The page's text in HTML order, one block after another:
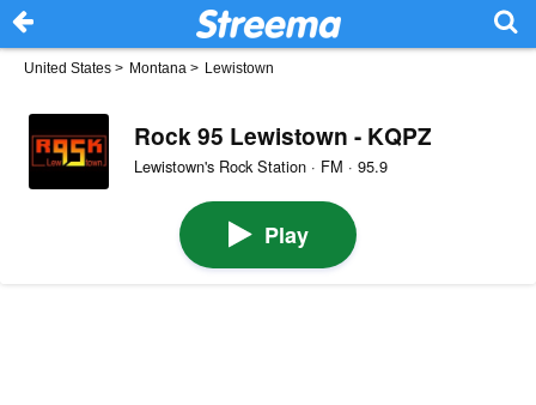
United States > Montana > Lewistown
Rock 95 Lewistown - KQPZ
Lewistown's Rock Station · FM · 95.9
Play